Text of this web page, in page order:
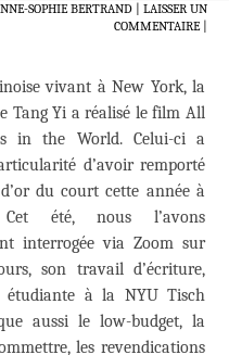
SOPHIE BERTRAND
LAISSER UN
COMMENTAIRE|
vivant à New York, la
Tang Yi a réalisé le film All
in the World. Celui-ci a
d’avoir remporté
du court cette année à
Cet été, nous l’avons
interrogée via Zoom sur
son travail d’écriture,
étudiante à la NYU Tisch
aussi le low-budget, la
les revendications